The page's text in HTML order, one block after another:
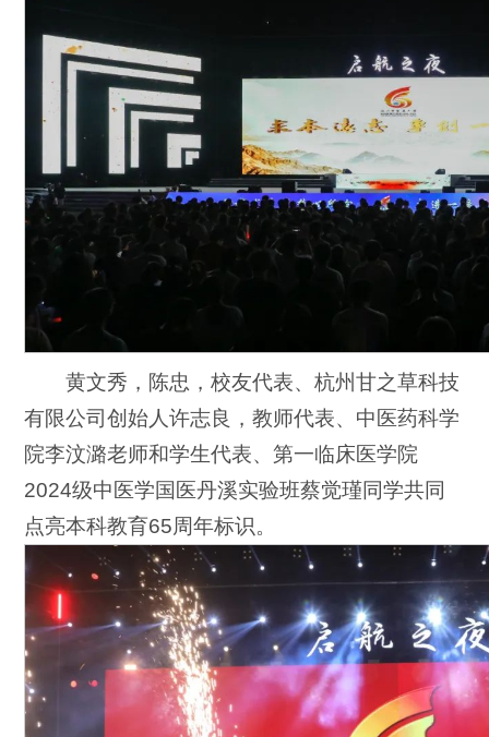
黄文秀，陈忠，校友代表、杭州甘之草科技
有限公司创始人许志良，教师代表、中医药科学
院李汶潞老师和学生代表、第一临床医学院
2024级中医学国医丹溪实验班蔡觉瑾同学共同
点亮本科教育65周年标识。